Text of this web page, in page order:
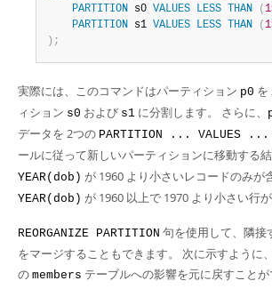
PARTITION s0 VALUES LESS THAN (
PARTITION s1 VALUES LESS THAN (
) ;
実際には、このコマンドはパーティション p0 を
ィション s0 および s1 に分割します。 さらに、
データを 2つの PARTITION ... VALUES ...
ールに従って新しいパーティションに移動する結
YEAR(dob) が 1960 より小さいレコードのみが
YEAR(dob) が 1960 以上で 1970 より小さい行が
REORGANIZE PARTITION 句を使用して、隣接
をマージすることもできます。 次に示すように
の members テーブルへの影響を元に戻すこと